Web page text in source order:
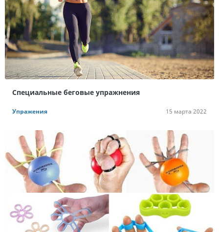
Специальные беговые упражнения
Упражения 15 марта 2022